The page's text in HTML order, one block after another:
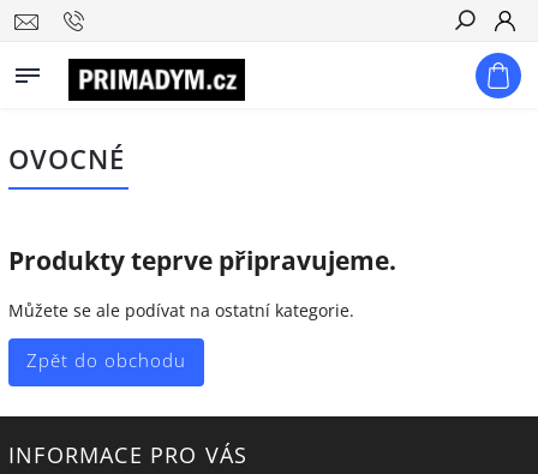
Hledat
OVOCNÉ
Produkty teprve připravujeme.
Můžete se ale podívat na ostatní kategorie.
Zpět do obchodu
INFORMACE PRO VÁS